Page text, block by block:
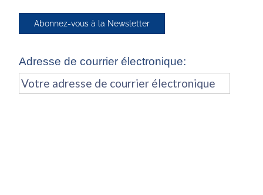
Adresse de courrier électronique: